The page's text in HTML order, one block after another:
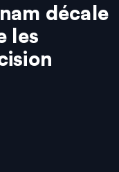
décale
les